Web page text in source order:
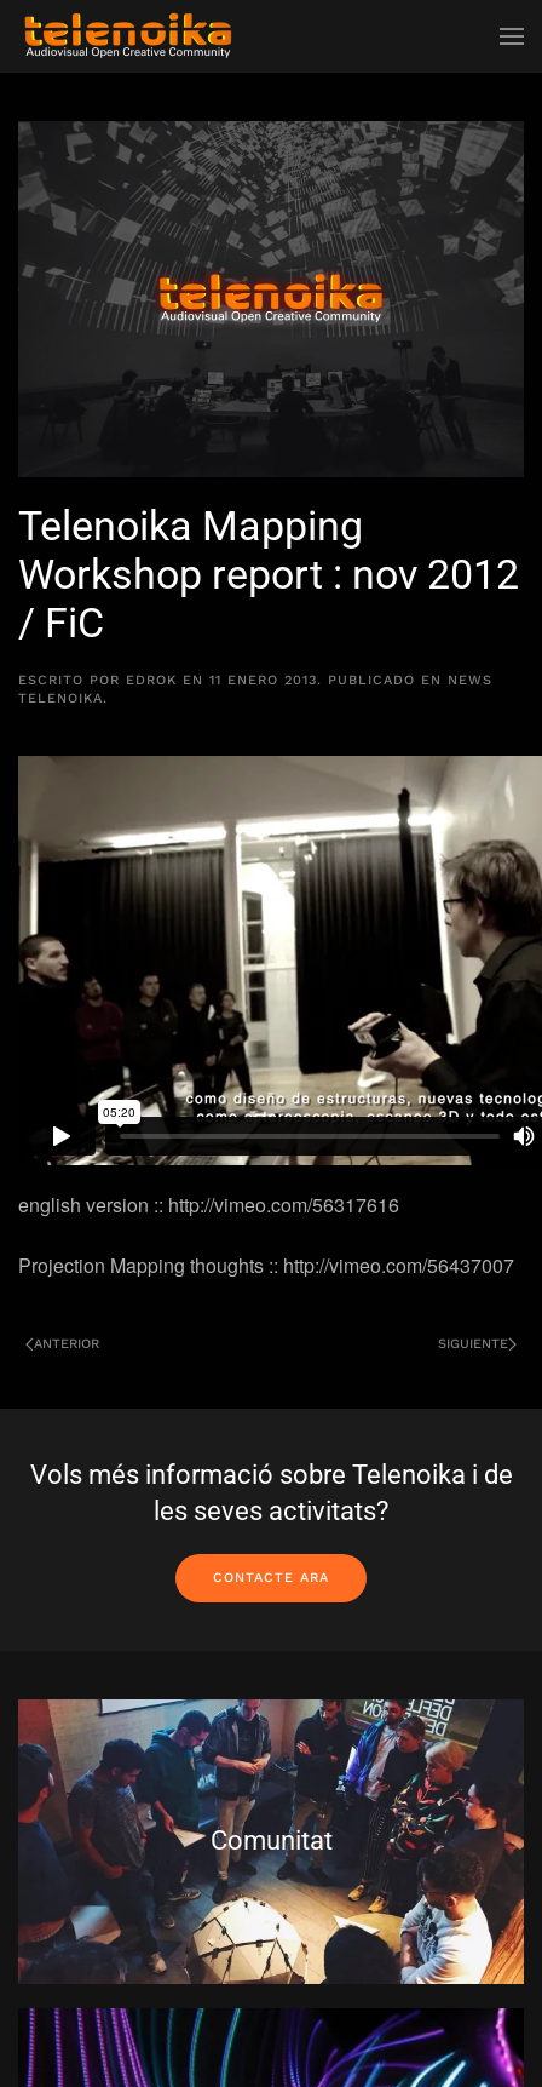
Ir al contenido principal
Telenoika Mapping
Workshop report : nov 2012
/ FiC
ESCRITO POR EDROK EN 11 ENERO 2013. PUBLICADO EN NEWS
TELENOIKA.
english version :: http://vimeo.com/56317616
Projection Mapping thoughts :: http://vimeo.com/56437007
ANTERIOR SIGUIENTE
Vols més informació sobre Telenoika i de
les seves activitats?
CONTACTE ARA
Comunitat